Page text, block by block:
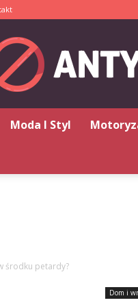
Moda I Styl
środku petardy?
Dom i